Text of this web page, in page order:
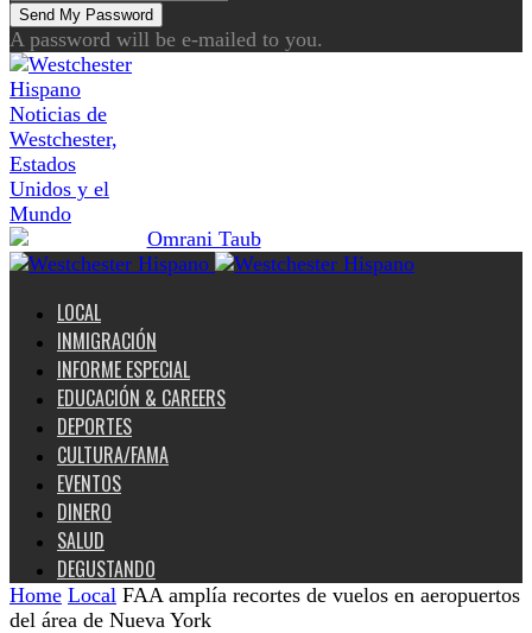
A password will be e-mailed to you.
Noticias de
Westchester,
Estados
Unidos y el
Mundo
LOCAL
INMIGRACIÓN
INFORME ESPECIAL
EDUCACIÓN & CAREERS
DEPORTES
CULTURA/FAMA
EVENTOS
DINERO
SALUD
DEGUSTANDO
Home Local FAA amplía recortes de vuelos en aeropuertos
del área de Nueva York